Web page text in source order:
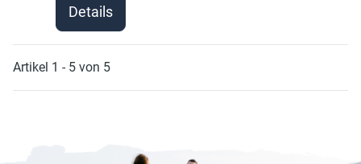
Details
Artikel 1 - 5 von 5